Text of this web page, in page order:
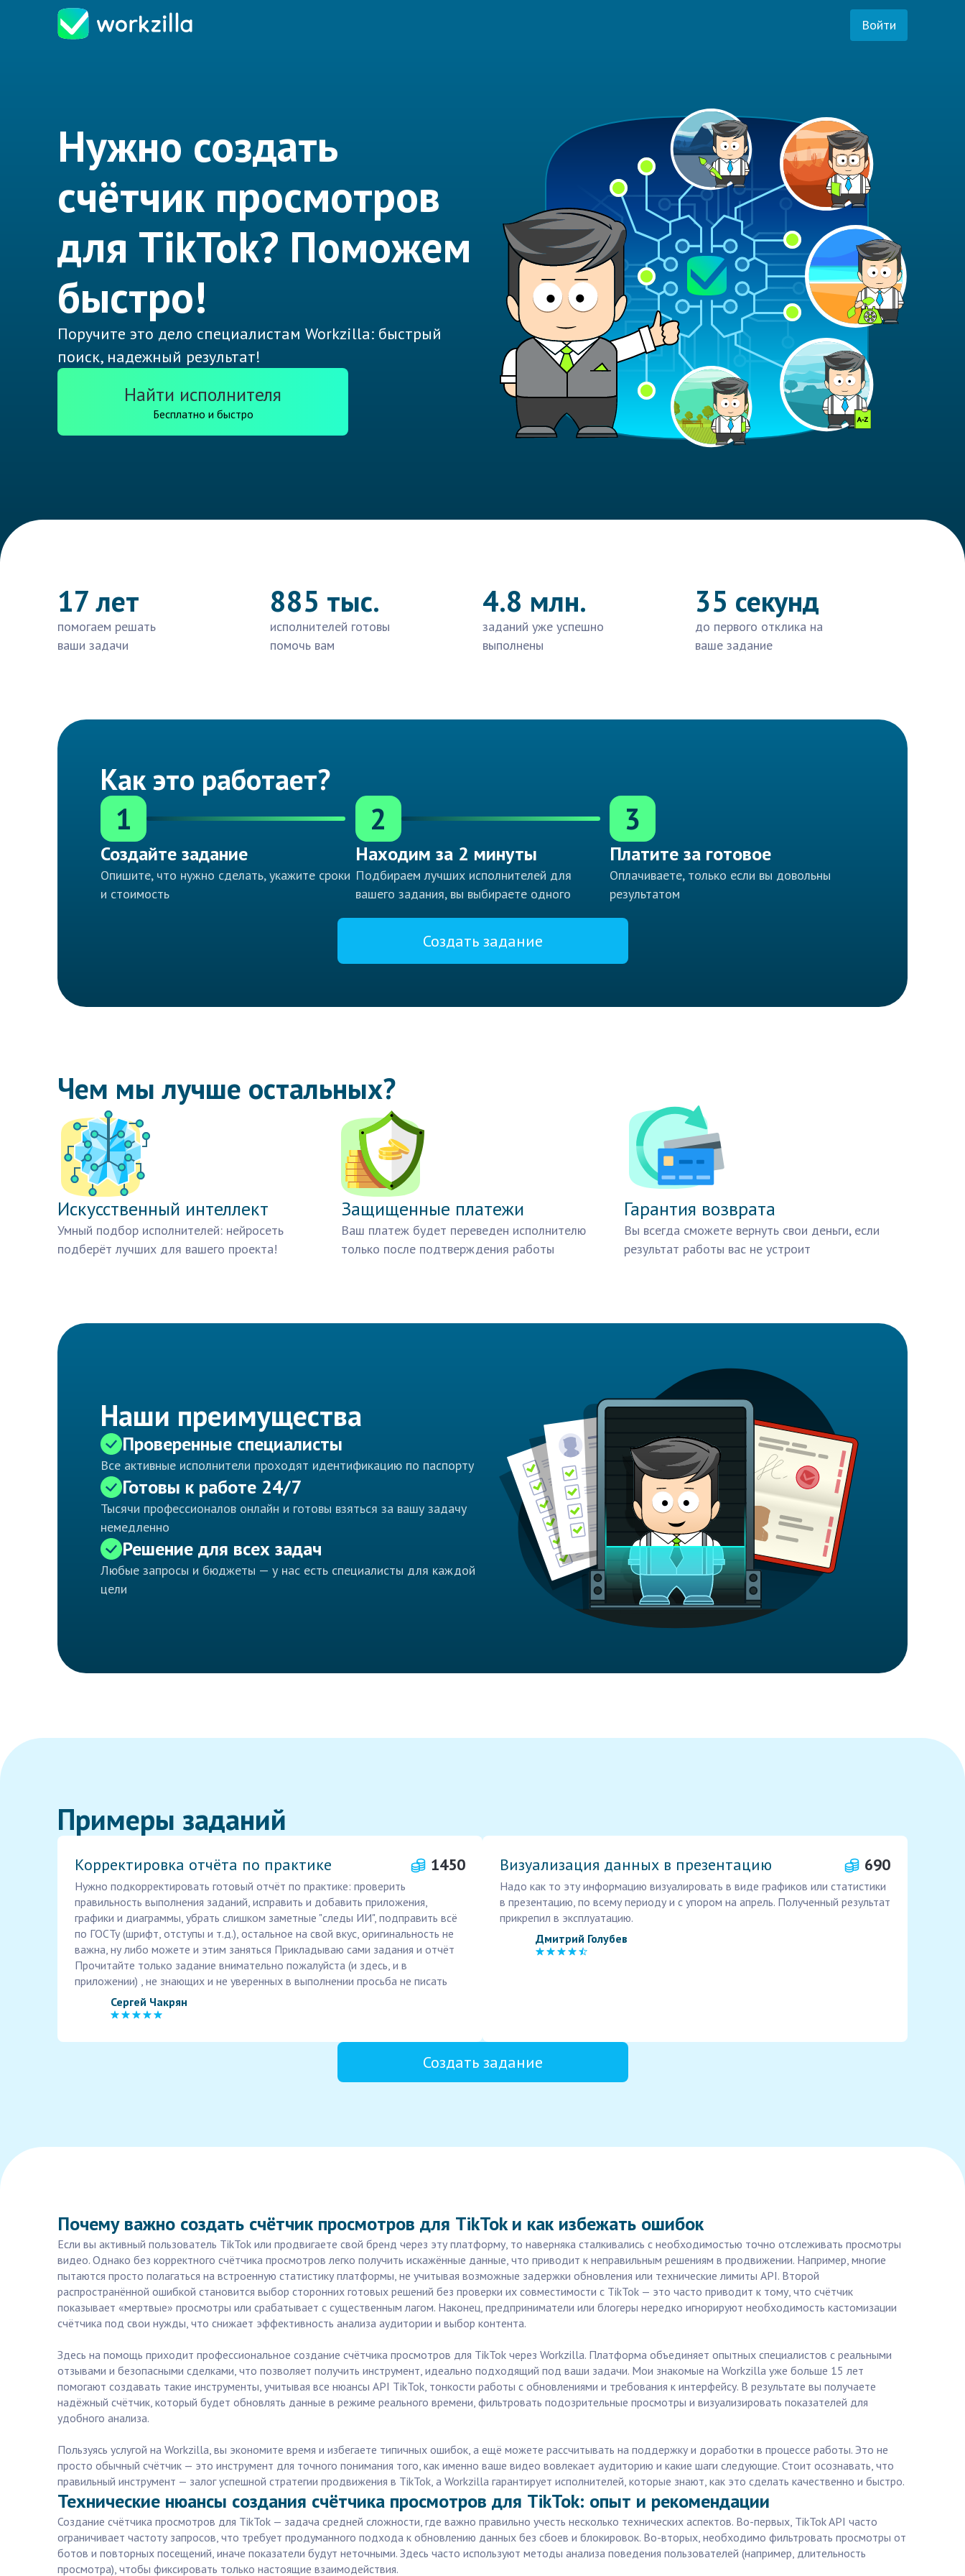
Войти
Нужно создать
счётчик просмотров
для TikTok? Поможем
быстро!
Поручите это дело специалистам Workzilla: быстрый
поиск, надежный результат!
Найти исполнителя
Бесплатно и быстро
17 лет
помогаем решать
ваши задачи
885 тыс.
исполнителей готовы
помочь вам
4.8 млн.
заданий уже успешно
выполнены
35 секунд
до первого отклика на
ваше задание
Как это работает?
1
Создайте задание
Опишите, что нужно сделать, укажите сроки
и стоимость
2
Находим за 2 минуты
Подбираем лучших исполнителей для
вашего задания, вы выбираете одного
3
Платите за готовое
Оплачиваете, только если вы довольны
результатом
Создать задание
Чем мы лучше остальных?
Искусственный интеллект
Умный подбор исполнителей: нейросеть
подберёт лучших для вашего проекта!
Защищенные платежи
Ваш платеж будет переведен исполнителю
только после подтверждения работы
Гарантия возврата
Вы всегда сможете вернуть свои деньги, если
результат работы вас не устроит
Наши преимущества
Проверенные специалисты
Все активные исполнители проходят идентификацию по паспорту
Готовы к работе 24/7
Тысячи профессионалов онлайн и готовы взяться за вашу задачу
немедленно
Решение для всех задач
Любые запросы и бюджеты — у нас есть специалисты для каждой
цели
Примеры заданий
Корректировка отчёта по практике 1450
Нужно подкорректировать готовый отчёт по практике: проверить
правильность выполнения заданий, исправить и добавить приложения,
графики и диаграммы, убрать слишком заметные "следы ИИ", подправить всё
по ГОСТу (шрифт, отступы и т.д.), остальное на свой вкус, оригинальность не
важна, ну либо можете и этим заняться Прикладываю сами задания и отчёт
Прочитайте только задание внимательно пожалуйста (и здесь, и в
приложении) , не знающих и не уверенных в выполнении просьба не писать
Сергей Чакрян
Визуализация данных в презентацию 690
Надо как то эту информацию визуалировать в виде графиков или статистики
в презентацию, по всему периоду и с упором на апрель. Полученный результат
прикрепил в эксплуатацию.
Дмитрий Голубев
Создать задание
Почему важно создать счётчик просмотров для TikTok и как избежать ошибок
Если вы активный пользователь TikTok или продвигаете свой бренд через эту платформу, то наверняка сталкивались с необходимостью точно отслеживать просмотры
видео. Однако без корректного счётчика просмотров легко получить искажённые данные, что приводит к неправильным решениям в продвижении. Например, многие
пытаются просто полагаться на встроенную статистику платформы, не учитывая возможные задержки обновления или технические лимиты API. Второй
распространённой ошибкой становится выбор сторонних готовых решений без проверки их совместимости с TikTok — это часто приводит к тому, что счётчик
показывает «мертвые» просмотры или срабатывает с существенным лагом. Наконец, предприниматели или блогеры нередко игнорируют необходимость кастомизации
счётчика под свои нужды, что снижает эффективность анализа аудитории и выбор контента.
Здесь на помощь приходит профессиональное создание счётчика просмотров для TikTok через Workzilla. Платформа объединяет опытных специалистов с реальными
отзывами и безопасными сделками, что позволяет получить инструмент, идеально подходящий под ваши задачи. Мои знакомые на Workzilla уже больше 15 лет
помогают создавать такие инструменты, учитывая все нюансы API TikTok, тонкости работы с обновлениями и требования к интерфейсу. В результате вы получаете
надёжный счётчик, который будет обновлять данные в режиме реального времени, фильтровать подозрительные просмотры и визуализировать показателей для
удобного анализа.
Пользуясь услугой на Workzilla, вы экономите время и избегаете типичных ошибок, а ещё можете рассчитывать на поддержку и доработки в процессе работы. Это не
просто обычный счётчик — это инструмент для точного понимания того, как именно ваше видео вовлекает аудиторию и какие шаги следующие. Стоит осознавать, что
правильный инструмент — залог успешной стратегии продвижения в TikTok, а Workzilla гарантирует исполнителей, которые знают, как это сделать качественно и быстро.
Технические нюансы создания счётчика просмотров для TikTok: опыт и рекомендации
Создание счётчика просмотров для TikTok — задача средней сложности, где важно правильно учесть несколько технических аспектов. Во-первых, TikTok API часто
ограничивает частоту запросов, что требует продуманного подхода к обновлению данных без сбоев и блокировок. Во-вторых, необходимо фильтровать просмотры от
ботов и повторных посещений, иначе показатели будут неточными. Здесь часто используют методы анализа поведения пользователей (например, длительность
просмотра), чтобы фиксировать только настоящие взаимодействия.